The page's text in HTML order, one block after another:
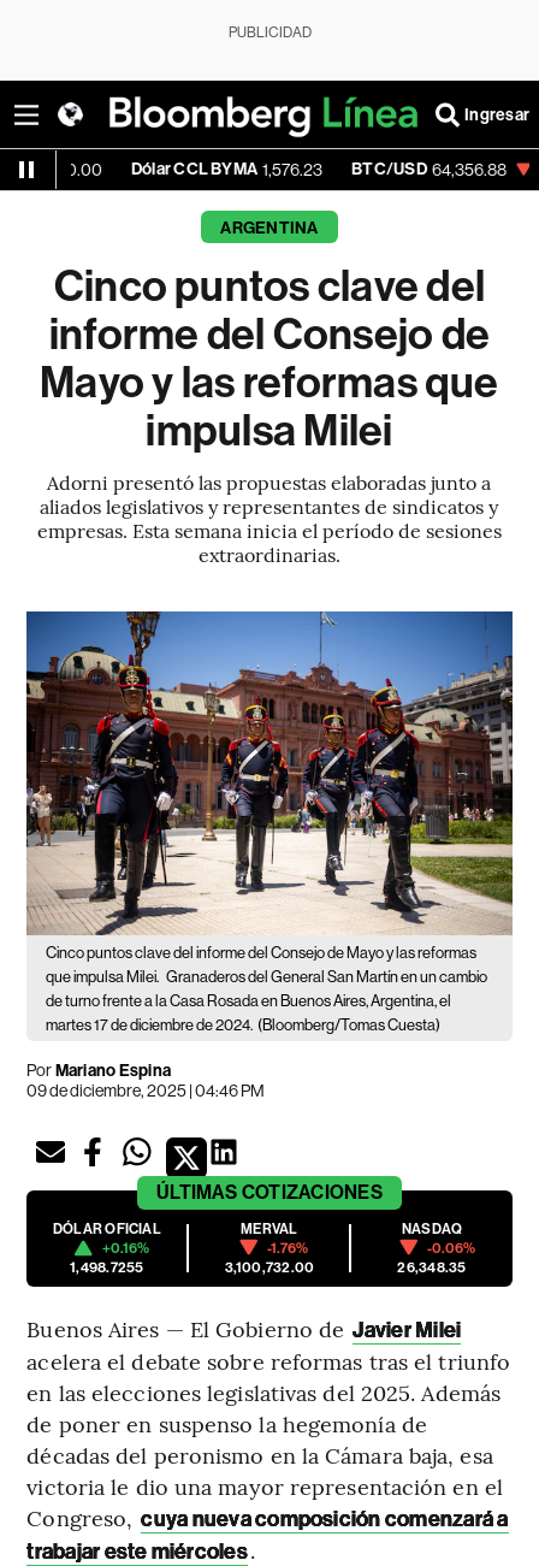
PUBLICIDAD
Ingresar
Dólar CCL BYMA 1,576.23 BTC/USD 64,356.88 -0.06%
ARGENTINA
Cinco puntos clave del
informe del Consejo de
Mayo y las reformas que
impulsa Milei
Adorni presentó las propuestas elaboradas junto a
aliados legislativos y representantes de sindicatos y
empresas. Esta semana inicia el período de sesiones
extraordinarias.
Cinco puntos clave del informe del Consejo de Mayo y las reformas
que impulsa Milei. Granaderos del General San Martín en un cambio
de turno frente a la Casa Rosada en Buenos Aires, Argentina, el
martes 17 de diciembre de 2024. (Bloomberg/Tomas Cuesta)
PorMariano Espina
09 de diciembre, 2025 | 04:46 PM
ÚLTIMAS COTIZACIONES
DÓLAR OFICIAL
+0.16%
1,498.7255
MERVAL
-1.76%
3,100,732.00
NASDAQ
-0.06%
26,348.35
Buenos Aires — El Gobierno de Javier Milei
acelera el debate sobre reformas tras el triunfo
en las elecciones legislativas del 2025. Además
de poner en suspenso la hegemonía de
décadas del peronismo en la Cámara baja, esa
victoria le dio una mayor representación en el
Congreso, cuya nueva composición comenzará a
trabajar este miércoles.